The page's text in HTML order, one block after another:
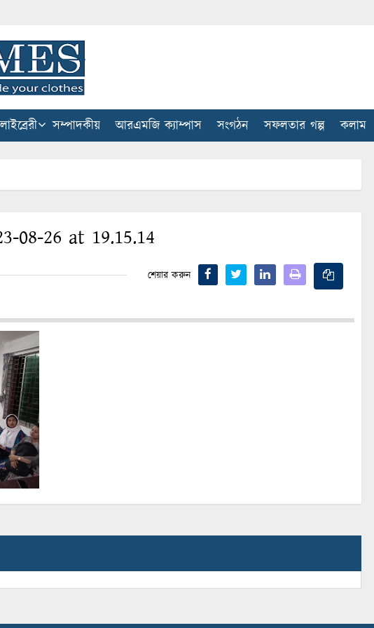
লাইব্রেরী সম্পাদকীয় আরএমজি ক্যাম্পাস সংগঠন সফলতার গল্প কলাম
08-26 at 19.15.14
শেয়ার করুন